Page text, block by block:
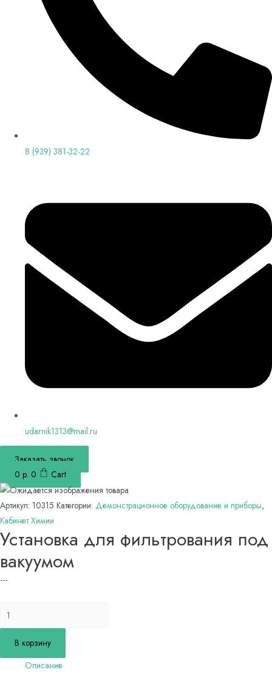
8 (939) 381-32-22
udarnik1313@mail.ru
Заказать звонок
0 р. 0 Cart
Артикул: 10315 Категории: Демонстрационное оборудование и приборы,
Кабинет Химии
Установка для фильтрования под
вакуумом
---
Количество
Установка
для
фильтрования
В корзину
Описание